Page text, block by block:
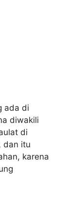
ada di
diwakili
di
dan itu
karena